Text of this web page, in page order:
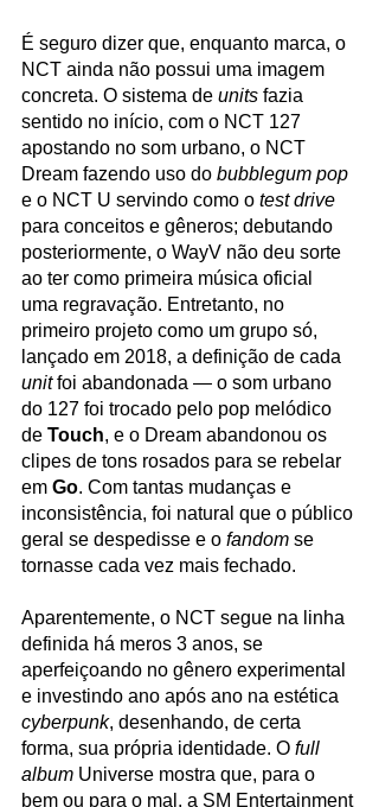
É seguro dizer que, enquanto marca, o
NCT ainda não possui uma imagem
concreta. O sistema de units fazia
sentido no início, com o NCT 127
apostando no som urbano, o NCT
Dream fazendo uso do bubblegum pop
e o NCT U servindo como o test drive
para conceitos e gêneros; debutando
posteriormente, o WayV não deu sorte
ao ter como primeira música oficial
uma regravação. Entretanto, no
primeiro projeto como um grupo só,
lançado em 2018, a definição de cada
unit foi abandonada — o som urbano
do 127 foi trocado pelo pop melódico
de Touch, e o Dream abandonou os
clipes de tons rosados para se rebelar
em Go. Com tantas mudanças e
inconsistência, foi natural que o público
geral se despedisse e o fandom se
tornasse cada vez mais fechado.
Aparentemente, o NCT segue na linha
definida há meros 3 anos, se
aperfeiçoando no gênero experimental
e investindo ano após ano na estética
cyberpunk, desenhando, de certa
forma, sua própria identidade. O full
album Universe mostra que, para o
bem ou para o mal, a SM Entertainment